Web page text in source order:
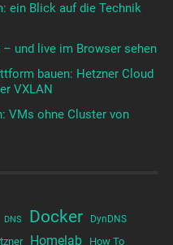
ein Blick auf die Technik
und live im Browser sehen
bauen: Hetzner Cloud
VXLAN
VMs ohne Cluster von
DNS Docker DynDNS
Homelab How To